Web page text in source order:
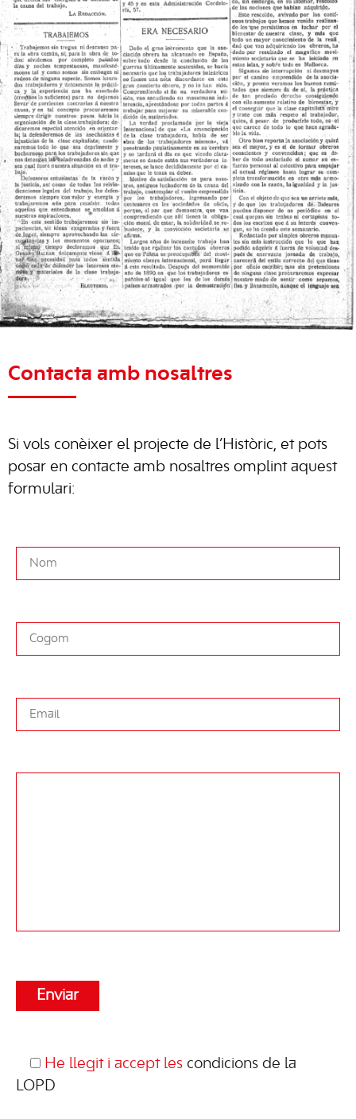
Contacta amb nosaltres
Si vols conèixer el projecte de l’Històric, et pots
posar en contacte amb nosaltres omplint aquest
formulari:
He llegit i accept lescondicions de la
LOPD